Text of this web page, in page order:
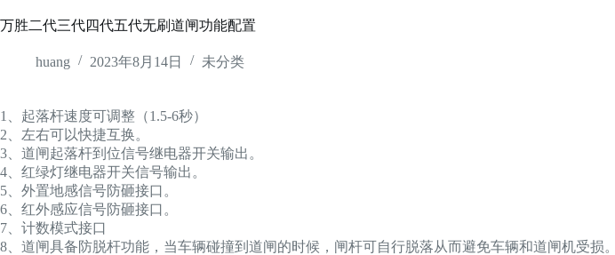
万胜二代三代四代五代无刷道闸功能配置
huang 2023年8月14日 未分类
1、起落杆速度可调整（1.5-6秒）
2、左右可以快捷互换。
3、道闸起落杆到位信号继电器开关输出。
4、红绿灯继电器开关信号输出。
5、外置地感信号防砸接口。
6、红外感应信号防砸接口。
7、计数模式接口
8、道闸具备防脱杆功能，当车辆碰撞到道闸的时候，闸杆可自行脱落从而避免车辆和道闸机受损。